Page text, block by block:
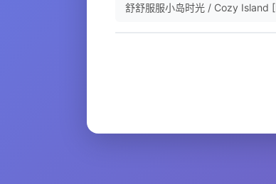
舒舒服服小岛时光 / Cozy Island